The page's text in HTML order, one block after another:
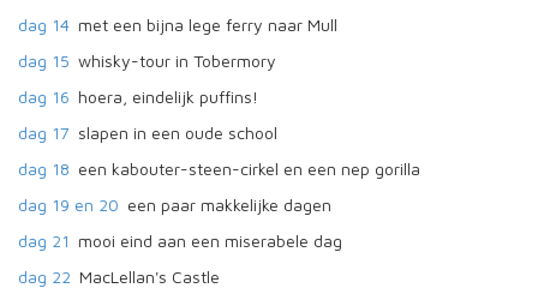
dag 14 met een bijna lege ferry naar Mull
dag 15 whisky-tour in Tobermory
dag 16 hoera, eindelijk puffins!
dag 17 slapen in een oude school
dag 18 een kabouter-steen-cirkel en een nep gorilla
dag 19 en 20 een paar makkelijke dagen
dag 21 mooi eind aan een miserabele dag
dag 22 MacLellan's Castle